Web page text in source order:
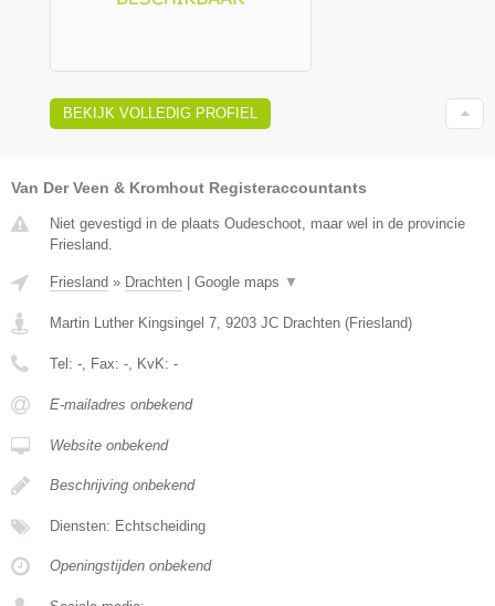
BEKIJK VOLLEDIG PROFIEL
Van Der Veen & Kromhout Registeraccountants
Niet gevestigd in de plaats Oudeschoot, maar wel in de provincie
Friesland.
Friesland » Drachten Google maps ▼
Martin Luther Kingsingel 7, 9203 JC Drachten (Friesland)
Tel: -, Fax: -, KvK: -
E-mailadres onbekend
Website onbekend
Beschrijving onbekend
Diensten: Echtscheiding
Openingstijden onbekend